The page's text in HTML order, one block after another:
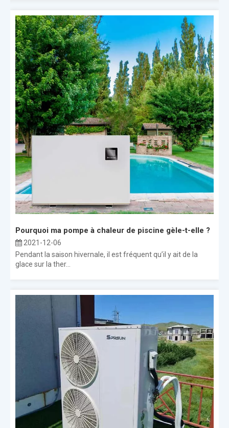
Pourquoi ma pompe à chaleur de piscine gèle-t-elle ?
2021-12-06
Pendant la saison hivernale, il est fréquent qu’il y ait de la
glace sur la ther...